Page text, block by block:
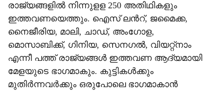
രാജ്യങ്ങളില്‍ നിന്നുളള 250 അതിഥികളും
ഇത്തവണയെത്തും. ഐസ് ലന്‍റ്, ജമൈക്ക,
നൈജീരിയ, മാലി, ചാഡ്, അംഗോള,
മൊസാബിക്ക്, ഗിനിയ, സെനഗല്‍, വിയറ്റ്നാം
എന്നീ പത്ത് രാജ്യങ്ങള്‍ ഇത്തവണ ആദ്യമായി
മേളയുടെ ഭാഗമാകും. കുട്ടികള്‍ക്കും
മുതിർന്നവർക്കും ഒരുപോലെ ഭാഗമാകാന്‍